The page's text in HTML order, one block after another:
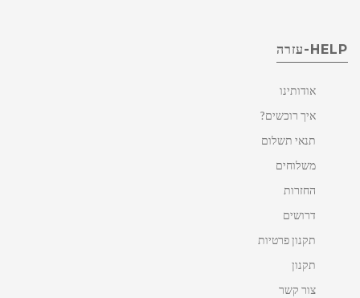
HELP-עזרה
אודותינו
איך רוכשים?
תנאי תשלום
משלוחים
החזרות
דרושים
תקנון פרטיות
תקנון
צור קשר